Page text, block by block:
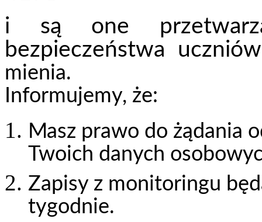
i są one
bezpieczeństwa
mienia.
Informujemy, że:
Masz prawo do żądania
Twoich danych
Zapisy z monitoringu
tygodnie.